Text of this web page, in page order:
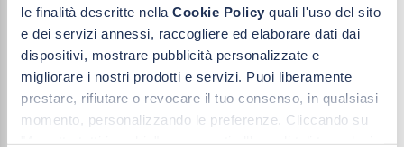
le finalità descritte nella Cookie Policy quali l'uso del sito
e dei servizi annessi, raccogliere ed elaborare dati dai
dispositivi, mostrare pubblicità personalizzate e
migliorare i nostri prodotti e servizi. Puoi liberamente
prestare, rifiutare o revocare il tuo consenso, in qualsiasi
momento, personalizzando le preferenze. Cliccando su
Riduzione del rischio di infiltrazioni e problemi futuri;
migliore efficienza energetica e comfort abitativo;
documentazione tecnica completa a garanzia della
corretta esecuzione.
responsabilità chiare e firme di professionisti
certificati;
garanzia concreta di 10 anni sulla posa.